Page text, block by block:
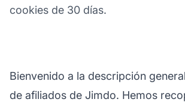
cookies de 30 días.
Bienvenido a la descripción
de afiliados de Jimdo. Hemos